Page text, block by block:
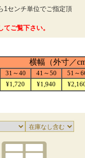
1センチ単位でご指定頂
ご覧下さい。